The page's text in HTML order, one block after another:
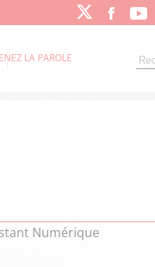
LA PAROLE
Numérique